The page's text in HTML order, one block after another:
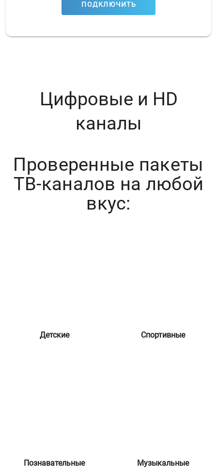
ПОДКЛЮЧИТЬ
Цифровые и HD
каналы
Проверенные пакеты
ТВ-каналов на любой
вкус:
Детские Спортивные
Познавательные Музыкальные